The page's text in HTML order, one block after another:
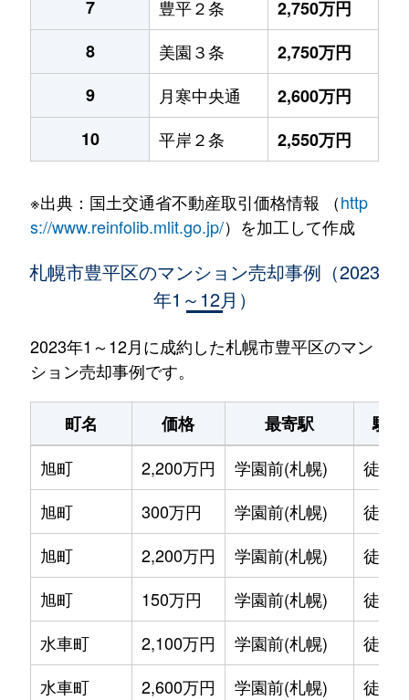
7 豊平２条
2,750万円
8
美園３条
2,750万円
9
月寒中央通
2,600万円
10
平岸２条 2,550万円
※出典：国土交通省不動産取引価格情報 （http
s://www.reinfolib.mlit.go.jp/）を加工して作成
札幌市豊平区のマンション売却事例（2023
年1～12月）
2023年1～12月に成約した札幌市豊平区のマン
ション売却事例です。
町名 価格 最寄駅
駅
旭町
2,200万円 学園前(札幌)
徒歩
旭町
300万円 学園前(札幌)
徒歩
旭町
2,200万円 学園前(札幌)
徒歩
旭町
150万円 学園前(札幌)
徒歩
水車町
2,100万円 学園前(札幌)
徒歩
水車町
2,600万円 学園前(札幌)
徒歩